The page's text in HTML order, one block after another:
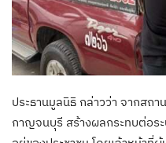
ประธานมูลนิธิ กล่าวว่า จากสถ
กาญจนบุรี สร้างผลกระทบต่อร